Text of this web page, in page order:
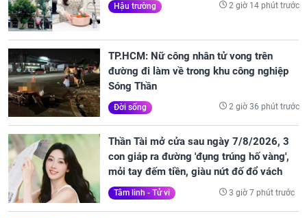
Hậu trường 2 giờ 14 phút trước
TP.HCM: Nữ công nhân tử vong trên
đường đi làm về trong khu công nghiệp
Sóng Thần
Đời sống 2 giờ 36 phút trước
Thần Tài mở cửa sau ngày 7/8/2026, 3
con giáp ra đường 'đụng trúng hố vàng',
mỏi tay đếm tiền, giàu nứt đố đổ vách
Tâm linh - Tử vi 3 giờ 7 phút trước